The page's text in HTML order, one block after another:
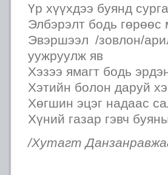
Үр хүүхдээ буянд сурга
Элбэрэлт бодь
Эвэршээл /зовлон/
уужруулж яв
Хэзээ ямагт бодь
Хэтийн болон даруй
Хөгшин эцэг надаас
Хүний газар гэвч
/Хутагт